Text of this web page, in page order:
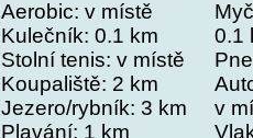
Aerobic: v místě
Kulečník: 0.1 km
Stolní tenis: v místě
Koupaliště: 2 km
Jezero/rybník: 3 km
Plavání: 1 km
0.1
v